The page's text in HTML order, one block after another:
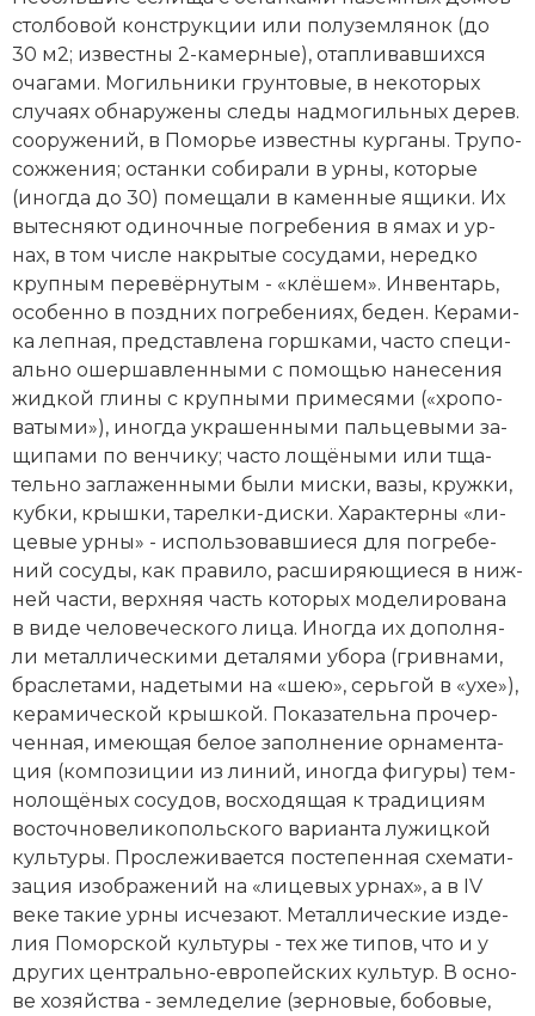
Новая история
Новейшая история
Нумизматика
Образование
Общественные объединения и организации
Политическая история
Революции и народные движения
Религия и церковь
Северная Америка
Социально-экономическая история
Специальные исторические дисциплины
СССР
Южная Америка
стол­бо­вой кон­ст­рук­ции или по­лу­зем­ля­нок (до
30 м2; из­вест­ны 2-ка­мер­ные), ота­п­ли­вав­ших­ся
оча­га­ми. Мо­гиль­ни­ки грун­то­вые, в не­ко­то­рых
слу­ча­ях об­на­ру­же­ны сле­ды над­мо­гиль­ных де­рев.
со­ору­же­ний, в По­мо­рье из­вест­ны кур­га­ны. Тру­по­
сож­же­ния; ос­тан­ки со­би­ра­ли в ур­ны, ко­то­рые
(ино­гда до 30) по­ме­ща­ли в ка­мен­ные ящи­ки. Их
вы­тес­ня­ют оди­ноч­ные по­гре­бе­ния в ямах и ур­
нах, в том числе на­кры­тые со­су­да­ми, не­ред­ко
круп­ным пе­ре­вёр­ну­тым - «клё­шем». Ин­вен­тарь,
осо­бен­но в позд­них по­гре­бе­ни­ях, бе­ден. Ке­ра­ми­
ка леп­ная, пред­став­ле­на горш­ка­ми, час­то спе­ци­
аль­но ошер­шав­лен­ны­ми с по­мо­щью на­не­се­ния
жид­кой гли­ны с круп­ны­ми при­ме­ся­ми («хро­по­
ва­ты­ми»), ино­гда ук­ра­шен­ны­ми паль­це­вы­ми за­
щи­па­ми по вен­чи­ку; час­то ло­щё­ны­ми или тща­
тель­но за­гла­жен­ны­ми бы­ли мис­ки, ва­зы, круж­ки,
куб­ки, крыш­ки, та­рел­ки-дис­ки. Ха­рак­тер­ны «ли­
це­вые ур­ны» - ис­поль­зо­вав­шие­ся для по­гре­бе­
ний со­су­ды, как пра­ви­ло, рас­ши­ряю­щие­ся в ниж­
ней час­ти, верх­няя часть ко­то­рых мо­де­ли­ро­ва­на
в ви­де че­ло­ве­че­ско­го ли­ца. Ино­гда их до­пол­ня­
ли ме­тал­лическими де­та­ля­ми убо­ра (грив­на­ми,
брас­ле­та­ми, на­де­ты­ми на «шею», серь­гой в «ухе»),
ке­ра­мической крыш­кой. По­ка­за­тель­на про­чер­
чен­ная, имею­щая бе­лое за­пол­не­ние ор­на­мен­та­
ция (ком­по­зи­ции из ли­ний, ино­гда фи­гу­ры) тем­
но­ло­щё­ных со­су­дов, вос­хо­дя­щая к тра­ди­ци­ям
вос­точ­но­ве­ли­ко­поль­ско­го ва­ри­ан­та лу­жиц­кой
куль­ту­ры. Про­сле­жи­ва­ет­ся по­сте­пен­ная схе­ма­ти­
за­ция изо­бра­же­ний на «ли­це­вых ур­нах», а в IV
веке та­кие ур­ны ис­че­за­ют. Ме­тал­лические из­де­
лия Поморской культуры - тех же ти­пов, что и у
дру­гих центрально-ев­ропейских куль­тур. В ос­но­
ве хо­зяй­ст­ва - зем­ле­де­лие (зер­но­вые, бо­бо­вые,